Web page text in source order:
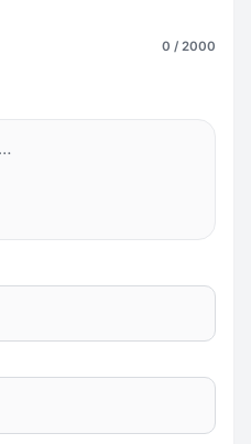
0 / 2000